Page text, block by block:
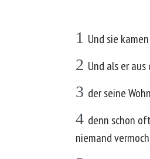
1 Und sie
2 Und als er
3 der seine
4 denn schon
niemand